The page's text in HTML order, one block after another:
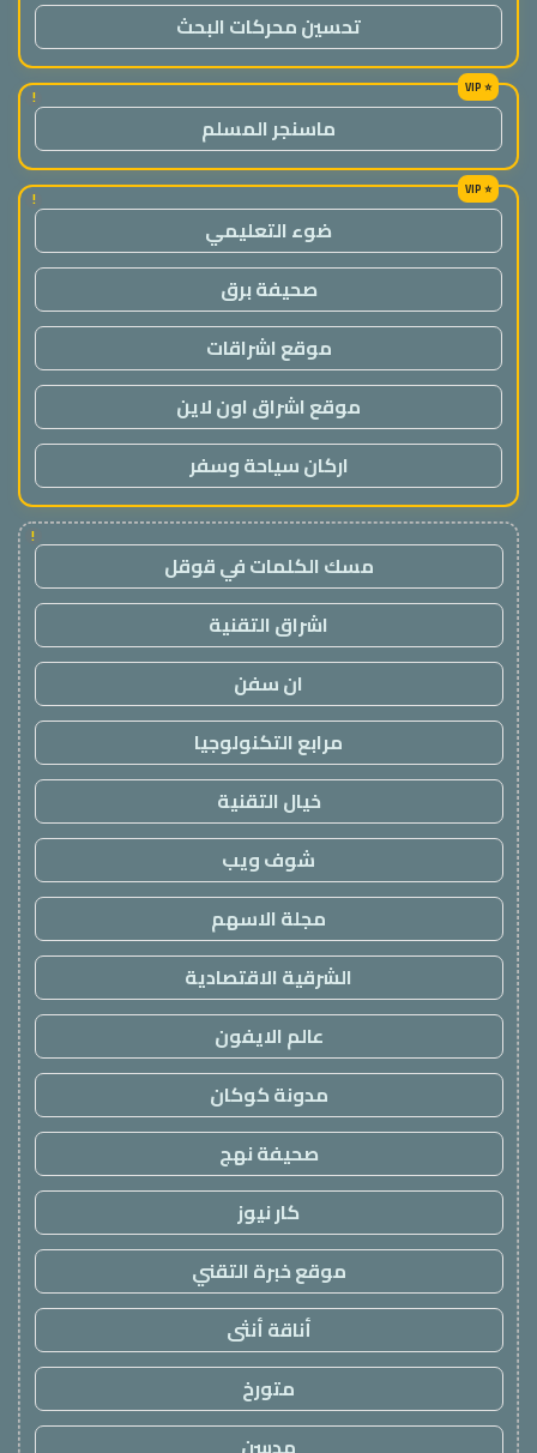
تحسين محركات البحث
!
ماسنجر المسلم
!
ضوء التعليمي
صحيفة برق
موقع اشراقات
موقع اشراق اون لاين
اركان سياحة وسفر
!
مسك الكلمات في قوقل
اشراق التقنية
ان سفن
مرابع التكنولوجيا
خيال التقنية
شوف ويب
مجلة الاسهم
الشرقية الاقتصادية
عالم الايفون
مدونة كوكان
صحيفة نهج
كار نيوز
موقع خبرة التقني
أناقة أنثى
متورخ